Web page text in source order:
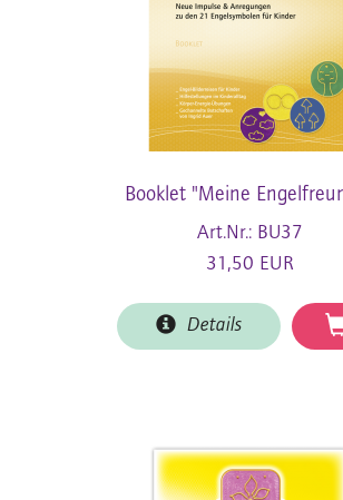
Booklet "Meine
Art.Nr.: BU37
31,50 EUR
Details